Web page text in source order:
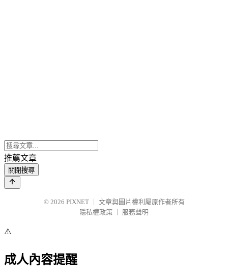
推薦文章
關閉搜尋
© 2026 PIXNET
文章與圖片權利屬原作者所有
隱私權政策
服務聲明
⚠️
成人內容提醒